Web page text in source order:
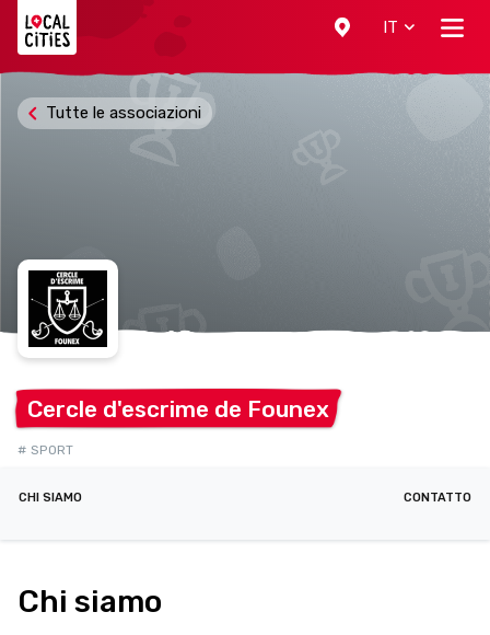
IT
Tutte le associazioni
Cercle d'escrime de Founex
# SPORT
CHI SIAMO CONTATTO
Chi siamo